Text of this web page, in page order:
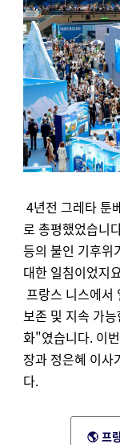
4년전 그레타 툰
로 총평했었습니
등의 불인 기후위
대한 일침이었지
프랑스 니스에서
보존 및 지속 가
화"였습니다. 이
장과 정은혜 이사
다.
🌎 프